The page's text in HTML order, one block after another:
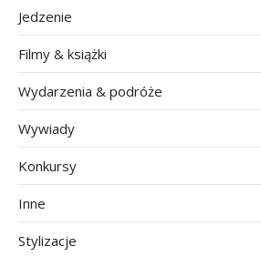
Jedzenie
Filmy & książki
Wydarzenia & podróże
Wywiady
Konkursy
Inne
Stylizacje